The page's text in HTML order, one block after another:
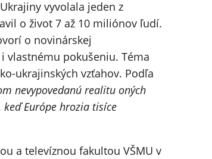
vyvolala jeden z
o život 7 až 10 miliónov ľudí.
o novinárskej
vlastnému pokušeniu. Téma
ukrajinských vzťahov. Podľa
nevypovedanú realitu oných
Európe hrozia tisíce
a televíznou fakultou VŠMU v